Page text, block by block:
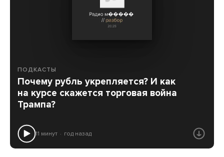
ПОДКАСТЫ
Почему рубль укрепляется? И как
на курсе скажется торговая война
Трампа?
11 минут год назад